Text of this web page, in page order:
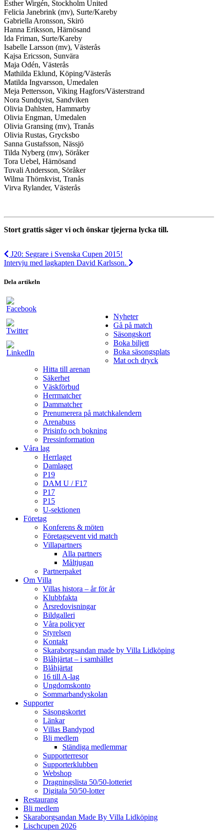
Esther Wirgén, Stockholm United
Felicia Janebrink (mv), Surte/Kareby
Gabriella Aronsson, Skirö
Hanna Eriksson, Härnösand
Ida Friman, Surte/Kareby
Isabelle Larsson (mv), Västerås
Kajsa Ericsson, Sunvära
Maja Odén, Västerås
Mathilda Eklund, Köping/Västerås
Matilda Ingvarsson, Umedalen
Meja Pettersson, Viking Hagfors/Västerstrand
Nora Sundqvist, Sandviken
Olivia Dahlsten, Hammarby
Olivia Engman, Umedalen
Olivia Gransing (mv), Tranås
Olivia Rustas, Grycksbo
Sanna Gustafsson, Nässjö
Tilda Nyberg (mv), Söråker
Tora Uebel, Härnösand
Tuvali Andersson, Söråker
Wilma Thörnkvist, Tranås
Virva Rylander, Västerås
Stort grattis säger vi och önskar tjejerna lycka till.
J20: Segrare i Svenska Cupen 2015!
Intervju med lagkapten David Karlsson.
Dela artikeln
Nyheter
Gå på match
Säsongskort
Boka biljett
Boka säsongsplats
Mat och dryck
Hitta till arenan
Säkerhet
Väskförbud
Herrmatcher
Dammatcher
Prenumerera på matchkalendern
Arenabuss
Prisinfo och bokning
Pressinformation
Våra lag
Herrlaget
Damlaget
P19
DAM U / F17
P17
P15
U-sektionen
Företag
Konferens & möten
Företagsevent vid match
Villapartners
Alla partners
Måltjugan
Partnerpaket
Om Villa
Villas histora – år för år
Klubbfakta
Årsredovisningar
Bildgalleri
Våra policyer
Styrelsen
Kontakt
Skaraborgsandan made by Villa Lidköping
Blåhjärtat – i samhället
Blåhjärtat
16 till A-lag
Ungdomskonto
Sommarbandyskolan
Supporter
Säsongskortet
Länkar
Villas Bandypod
Bli medlem
Ständiga medlemmar
Supporterresor
Supporterklubben
Webshop
Dragningslista 50/50-lotteriet
Digitala 50/50-lotter
Restaurang
Bli medlem
Skaraborgsandan Made By Villa Lidköping
Lischcupen 2026